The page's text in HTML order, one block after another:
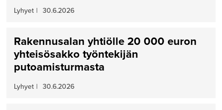
Lyhyet | 30.6.2026
Rakennusalan yhtiölle 20 000 euron
yhteisösakko työntekijän
putoamisturmasta
Lyhyet | 30.6.2026